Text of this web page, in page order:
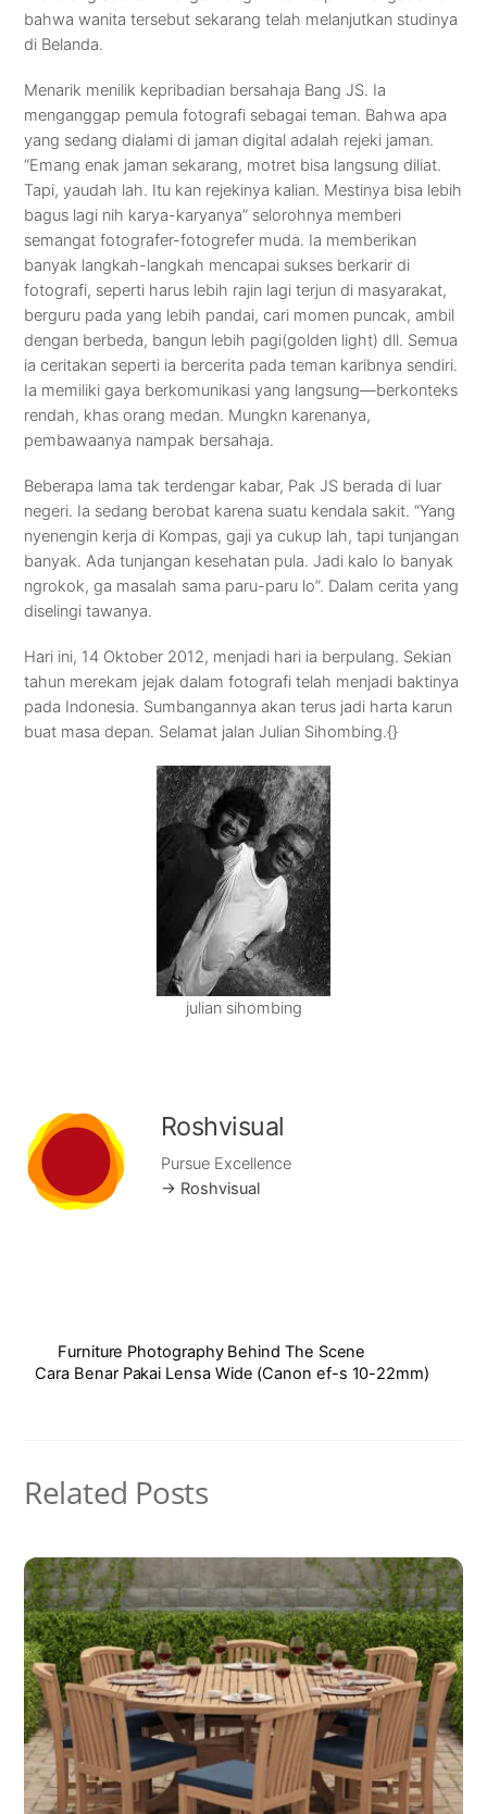
bahwa wanita tersebut sekarang telah melanjutkan studinya
di Belanda.
Menarik menilik kepribadian bersahaja Bang JS. Ia
menganggap pemula fotografi sebagai teman. Bahwa apa
yang sedang dialami di jaman digital adalah rejeki jaman.
“Emang enak jaman sekarang, motret bisa langsung diliat.
Tapi, yaudah lah. Itu kan rejekinya kalian. Mestinya bisa lebih
bagus lagi nih karya-karyanya” selorohnya memberi
semangat fotografer-fotogrefer muda. Ia memberikan
banyak langkah-langkah mencapai sukses berkarir di
fotografi, seperti harus lebih rajin lagi terjun di masyarakat,
berguru pada yang lebih pandai, cari momen puncak, ambil
dengan berbeda, bangun lebih pagi(golden light) dll. Semua
ia ceritakan seperti ia bercerita pada teman karibnya sendiri.
Ia memiliki gaya berkomunikasi yang langsung—berkonteks
rendah, khas orang medan. Mungkn karenanya,
pembawaanya nampak bersahaja.
Beberapa lama tak terdengar kabar, Pak JS berada di luar
negeri. Ia sedang berobat karena suatu kendala sakit. “Yang
nyenengin kerja di Kompas, gaji ya cukup lah, tapi tunjangan
banyak. Ada tunjangan kesehatan pula. Jadi kalo lo banyak
ngrokok, ga masalah sama paru-paru lo”. Dalam cerita yang
diselingi tawanya.
Hari ini, 14 Oktober 2012, menjadi hari ia berpulang. Sekian
tahun merekam jejak dalam fotografi telah menjadi baktinya
pada Indonesia. Sumbangannya akan terus jadi harta karun
buat masa depan. Selamat jalan Julian Sihombing.{}
julian sihombing
Roshvisual
Pursue Excellence
→ Roshvisual
Furniture Photography Behind The Scene
Cara Benar Pakai Lensa Wide (Canon ef-s 10-22mm)
Related Posts